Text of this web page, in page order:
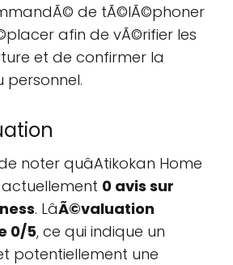
de tÃ©lÃ©phoner
afin de vÃ©rifier les
et de confirmer la
personnel.
noter quâAtikokan Home
0 avis sur
. LâÃ©valuation
0/5, ce qui indique un
potentiellement une